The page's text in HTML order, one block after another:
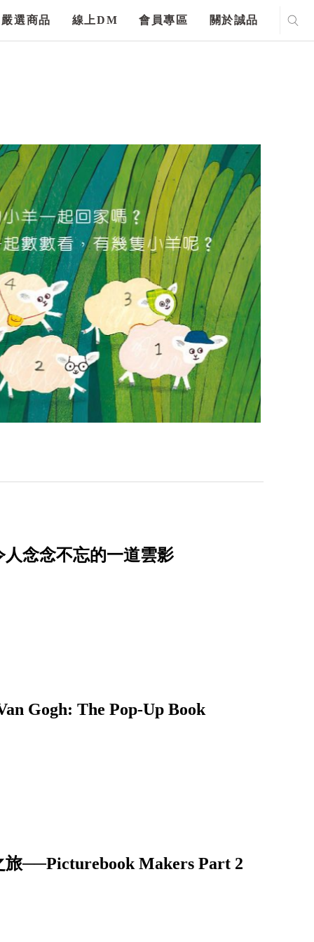
嚴選商品 線上DM 會員專區 關於誠品
念念不忘的一道雲影
Gogh: The Pop-Up Book
──Picturebook Makers Part 2